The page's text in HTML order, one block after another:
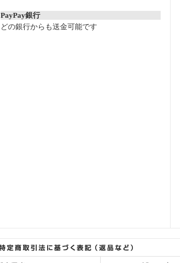
PayPay銀行
どの銀行からも送金可能です